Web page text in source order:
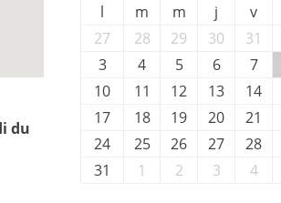
du
l m m j v
27
28 29 30 31
3
4 5 6 7
10
11 12 13 14
17
18 19 20 21
24
25 26 27 28
31
1 2 3 4